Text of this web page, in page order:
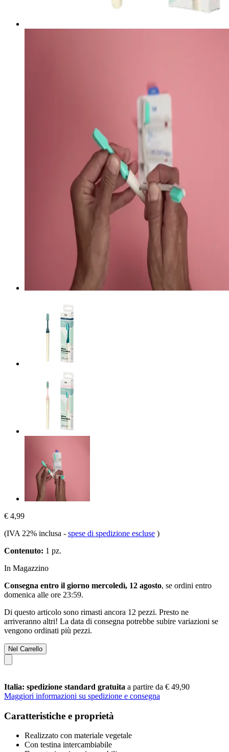
€ 4,99
(IVA 22% inclusa - spese di spedizione escluse )
Contenuto: 1 pz.
In Magazzino
Consegna entro il giorno mercoledì, 12 agosto, se ordini entro
domenica alle ore 23:59.
Di questo articolo sono rimasti ancora 12 pezzi. Presto ne
arriveranno altri! La data di consegna potrebbe subire variazioni se
vengono ordinati più pezzi.
Nel Carrello
Italia: spedizione standard gratuita a partire da € 49,90
Maggiori informazioni su spedizione e consegna
Caratteristiche e proprietà
Realizzato con materiale vegetale
Con testina intercambiabile